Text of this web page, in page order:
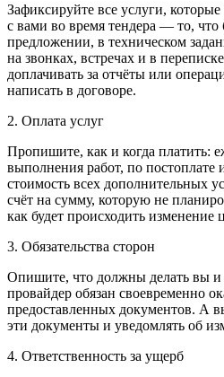
Зафиксируйте все услуги, которые
с вами во время тендера — то,
предложении, в техническом
на звонках, встречах и в
доплачивать за отчёты или
написать в договоре.
2. Оплата услуг
Пропишите, как и когда платить:
выполнения работ, по постоплате
стоимость всех дополнительных
счёт на сумму, которую не
как будет происходить изменение
3. Обязательства сторон
Опишите, что должны делать вы
провайдер обязан своевременно
предоставленных документов. А
эти документы и уведомлять об
4. Ответственность за ущерб